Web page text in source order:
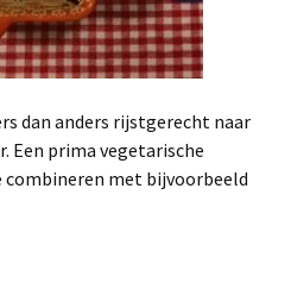
dan anders rijstgerecht naar
Een prima vegetarische
met bijvoorbeeld